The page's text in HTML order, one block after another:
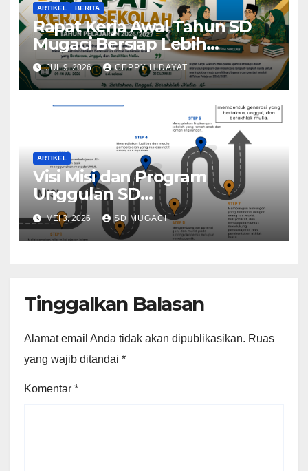
ARTIKEL BERITA
Rapat Kerja Awal Tahun SD
Mugaci Bersiap Lebih
Tangguh
JUL 9, 2026 CEPPY HIDAYAT
ARTIKEL
Visi Misi dan Program
Unggulan SD
Muhammadiyah 03 Cileungsi
MEI 3, 2026 SD MUGACI
Tinggalkan Balasan
Alamat email Anda tidak akan dipublikasikan. Ruas
yang wajib ditandai *
Komentar *